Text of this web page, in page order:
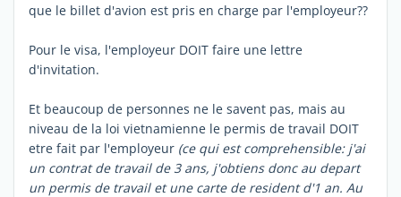
que le billet d'avion est pris en charge par l'employeur??
Pour le visa, l'employeur DOIT faire une lettre
d'invitation.
Et beaucoup de personnes ne le savent pas, mais au
niveau de la loi vietnamienne le permis de travail DOIT
etre fait par l'employeur (ce qui est comprehensible: j'ai
un contrat de travail de 3 ans, j'obtiens donc au depart
un permis de travail et une carte de resident d'1 an. Au